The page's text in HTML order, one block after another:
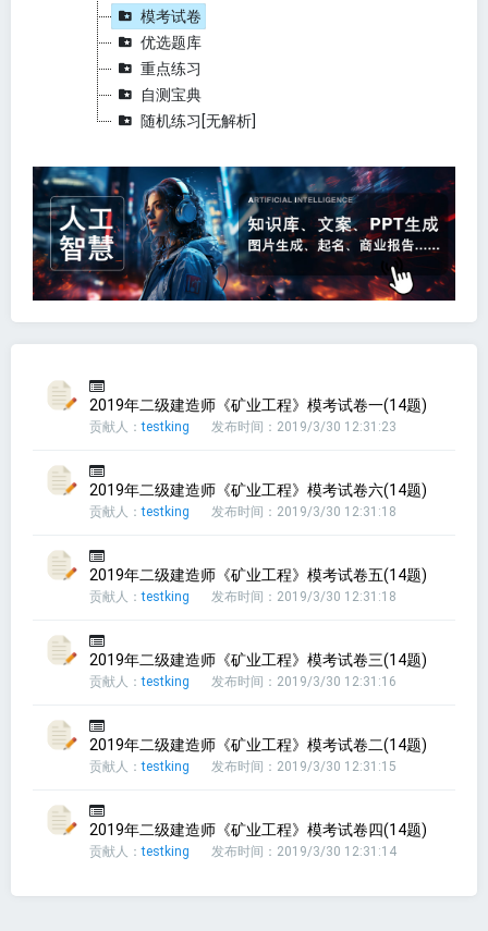
模考试卷
优选题库
重点练习
自测宝典
随机练习[无解析]
2019年二级建造师《矿业工程》模考试卷一(14题)
贡献人：testking 发布时间：2019/3/30 12:31:23
2019年二级建造师《矿业工程》模考试卷六(14题)
贡献人：testking 发布时间：2019/3/30 12:31:18
2019年二级建造师《矿业工程》模考试卷五(14题)
贡献人：testking 发布时间：2019/3/30 12:31:18
2019年二级建造师《矿业工程》模考试卷三(14题)
贡献人：testking 发布时间：2019/3/30 12:31:16
2019年二级建造师《矿业工程》模考试卷二(14题)
贡献人：testking 发布时间：2019/3/30 12:31:15
2019年二级建造师《矿业工程》模考试卷四(14题)
贡献人：testking 发布时间：2019/3/30 12:31:14